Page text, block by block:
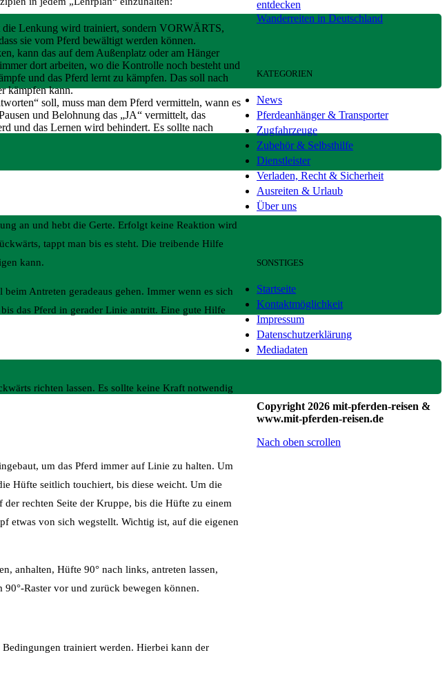
Lenkung wird trainiert, sondern VORWÄRTS,
sie vom Pferd bewältigt werden können.
kann das auf dem Außenplatz oder am Hänger
dort arbeiten, wo die Kontrolle noch besteht und
und das Pferd lernt zu kämpfen. Das soll nach
kämpfen kann.
soll, muss man dem Pferd vermitteln, wann es
und Belohnung das „JA“ vermittelt, das
und das Lernen wird behindert. Es sollte nach
an und hebt die Gerte. Erfolgt keine Reaktion wird
tappt man bis es steht. Die treibende Hilfe
kann.
Antreten geradeaus gehen. Immer wenn es sich
das Pferd in gerader Linie antritt. Eine gute Hilfe
richten lassen. Es sollte keine Kraft notwendig
um das Pferd immer auf Linie zu halten. Um
Hüfte seitlich touchiert, bis diese weicht. Um die
rechten Seite der Kruppe, bis die Hüfte zu einem
etwas von sich wegstellt. Wichtig ist, auf die eigenen
anhalten, Hüfte 90° nach links, antreten lassen,
Raster vor und zurück bewegen können.
trainiert werden. Hierbei kann der
entdecken
Wanderreiten in Deutschland
KATEGORIEN
News
Pferdeanhänger & Transporter
Zugfahrzeuge
Zubehör & Selbsthilfe
Dienstleister
Verladen, Recht & Sicherheit
Ausreiten & Urlaub
Über uns
SONSTIGES
Startseite
Kontaktmöglichkeit
Impressum
Datenschutzerklärung
Mediadaten
Copyright 2026 mit-pferden-reisen &
www.mit-pferden-reisen.de
Nach oben scrollen